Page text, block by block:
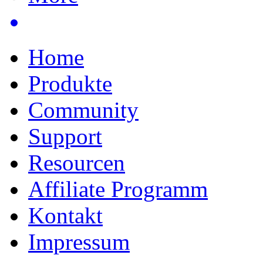
Home
Produkte
Community
Support
Resourcen
Affiliate Programm
Kontakt
Impressum